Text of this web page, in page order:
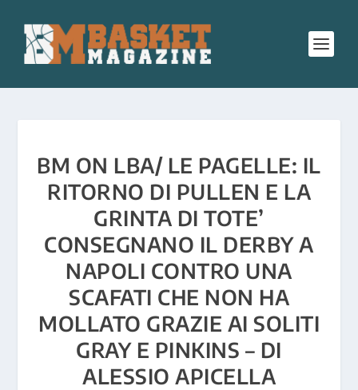
BM ON LBA/ LE PAGELLE: IL
RITORNO DI PULLEN E LA
GRINTA DI TOTE’
CONSEGNANO IL DERBY A
NAPOLI CONTRO UNA
SCAFATI CHE NON HA
MOLLATO GRAZIE AI SOLITI
GRAY E PINKINS – DI
ALESSIO APICELLA